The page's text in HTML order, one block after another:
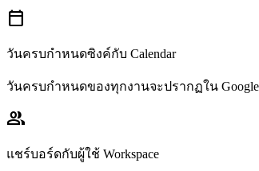
calendar_today
วันครบกำหนดซิงค์กับ Calendar
วันครบกำหนดของทุกงานจะปรากฏใน
group
แชร์บอร์ดกับผู้ใช้ Workspace